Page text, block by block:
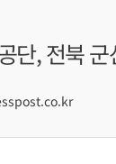
단, 전북